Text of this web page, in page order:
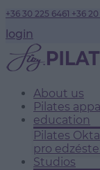
+36 30 225 6461 +36
login
About us
Pilates
education
Pilates
pro
Studios